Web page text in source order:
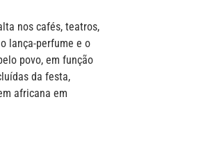
nos cafés, teatros,
lança-perfume e o
povo, em função
da festa,
africana em